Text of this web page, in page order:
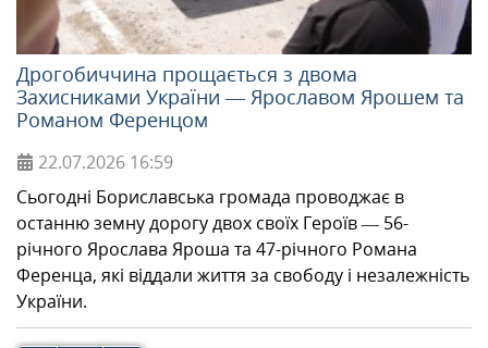
Дрогобиччина прощається з двома
Захисниками України — Ярославом Ярошем та
Романом Ференцом
22.07.2026 16:59
Сьогодні Бориславська громада проводжає в
останню земну дорогу двох своїх Героїв — 56-
річного Ярослава Яроша та 47-річного Романа
Ференца, які віддали життя за свободу і незалежність
України.